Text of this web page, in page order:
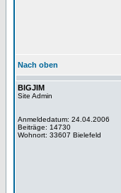
Nach oben
BIGJIM
Site Admin
Anmeldedatum: 24.04.2006
Beiträge: 14730
Wohnort: 33607 Bielefeld